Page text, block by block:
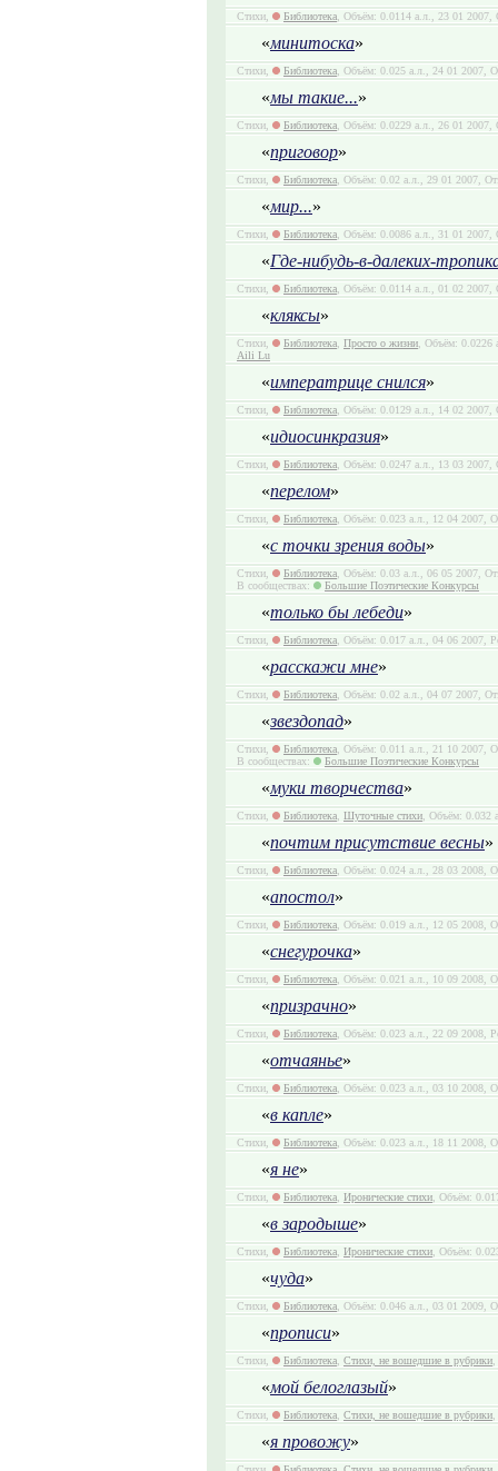
Стихи, Библиотека, Объём: 0.0114 а.л., 23 01 2007,
«минитоска»
Стихи, Библиотека, Объём: 0.025 а.л., 24 01 2007,
«мы такие...»
Стихи, Библиотека, Объём: 0.0229 а.л., 26 01 2007,
«приговор»
Стихи, Библиотека, Объём: 0.02 а.л., 29 01 2007,
«мир...»
Стихи, Библиотека, Объём: 0.0086 а.л., 31 01 2007,
«Где-нибудь-в-далеких-
Стихи, Библиотека, Объём: 0.0114 а.л., 01 02 2007,
«кляксы»
Стихи, Библиотека, Просто о жизни, Объём: 0.0226
Aili Lu
«императрице снился»
Стихи, Библиотека, Объём: 0.0129 а.л., 14 02 2007,
«идиосинкразия»
Стихи, Библиотека, Объём: 0.0247 а.л., 13 03 2007,
«перелом»
Стихи, Библиотека, Объём: 0.023 а.л., 12 04 2007,
«с точки зрения воды»
Стихи, Библиотека, Объём: 0.03 а.л., 06 05 2007,
В сообществах:
Большие Поэтические Конкурсы
«только бы лебеди»
Стихи, Библиотека, Объём: 0.017 а.л., 04 06 2007,
«расскажи мне»
Стихи, Библиотека, Объём: 0.02 а.л., 04 07 2007,
«звездопад»
Стихи, Библиотека, Объём: 0.011 а.л., 21 10 2007,
В сообществах:
Большие Поэтические Конкурсы
«муки творчества»
Стихи, Библиотека, Шуточные стихи, Объём: 0.032
«почтим присутствие весны»
Стихи, Библиотека, Объём: 0.024 а.л., 28 03 2008,
«апостол»
Стихи, Библиотека, Объём: 0.019 а.л., 12 05 2008,
«снегурочка»
Стихи, Библиотека, Объём: 0.021 а.л., 10 09 2008,
«призрачно»
Стихи, Библиотека, Объём: 0.023 а.л., 22 09 2008,
«отчаянье»
Стихи, Библиотека, Объём: 0.023 а.л., 03 10 2008,
«в капле»
Стихи, Библиотека, Объём: 0.023 а.л., 18 11 2008,
«я не»
Стихи, Библиотека, Иронические стихи, Объём:
«в зародыше»
Стихи, Библиотека, Иронические стихи, Объём:
«чуда»
Стихи, Библиотека, Объём: 0.046 а.л., 03 01 2009,
«прописи»
Стихи, Библиотека, Стихи, не вошедшие в рубрики,
«мой белоглазый»
Стихи, Библиотека, Стихи, не вошедшие в рубрики,
«я провожу»